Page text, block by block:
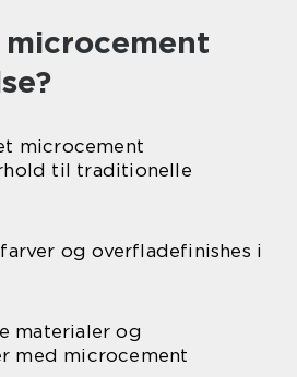
microcement
til traditionelle
og overfladefinishes i
materialer og
med microcement